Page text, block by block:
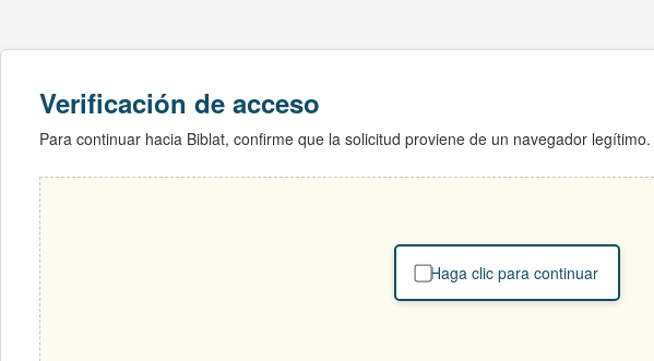
Verificación de acceso
Para continuar hacia Biblat, confirme que la solicitud proviene de un navegador legítimo.
Haga clic para continuar